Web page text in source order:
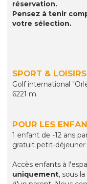
réservation.
Pensez à tenir
votre sélection.
SPORT & LOISIRS
Golf international
6221 m.
POUR LES
1 enfant de -12 ans
gratuit petit-déjeuner
Accès enfants à
uniquement, sous